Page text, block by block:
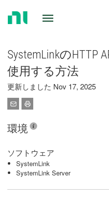
SystemLinkのHTTP
使用する方法
更新しました Nov 17, 2025
環境
ソフトウェア
SystemLink
SystemLink Server